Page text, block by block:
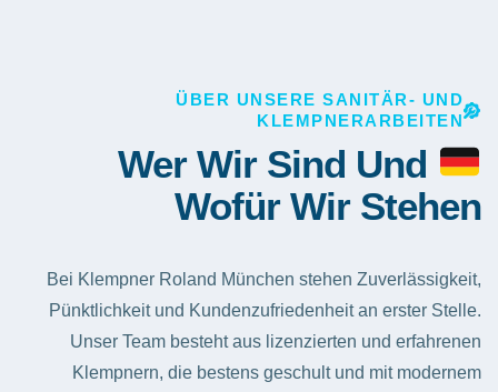
ÜBER UNSERE SANITÄR- UND
KLEMPNERARBEITEN
Wer Wir Sind Und
Wofür Wir Stehen
Bei Klempner Roland München stehen Zuverlässigkeit,
Pünktlichkeit und Kundenzufriedenheit an erster Stelle.
Unser Team besteht aus lizenzierten und erfahrenen
Klempnern, die bestens geschult und mit modernem